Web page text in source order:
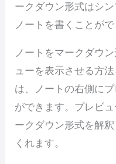
ークダウン形式はシ
ノートを書くことがで
ノートをマークダウ
ューを表示させる方
は、ノートの右側に
ができます。プレビ
ークダウン形式を解
くれます。